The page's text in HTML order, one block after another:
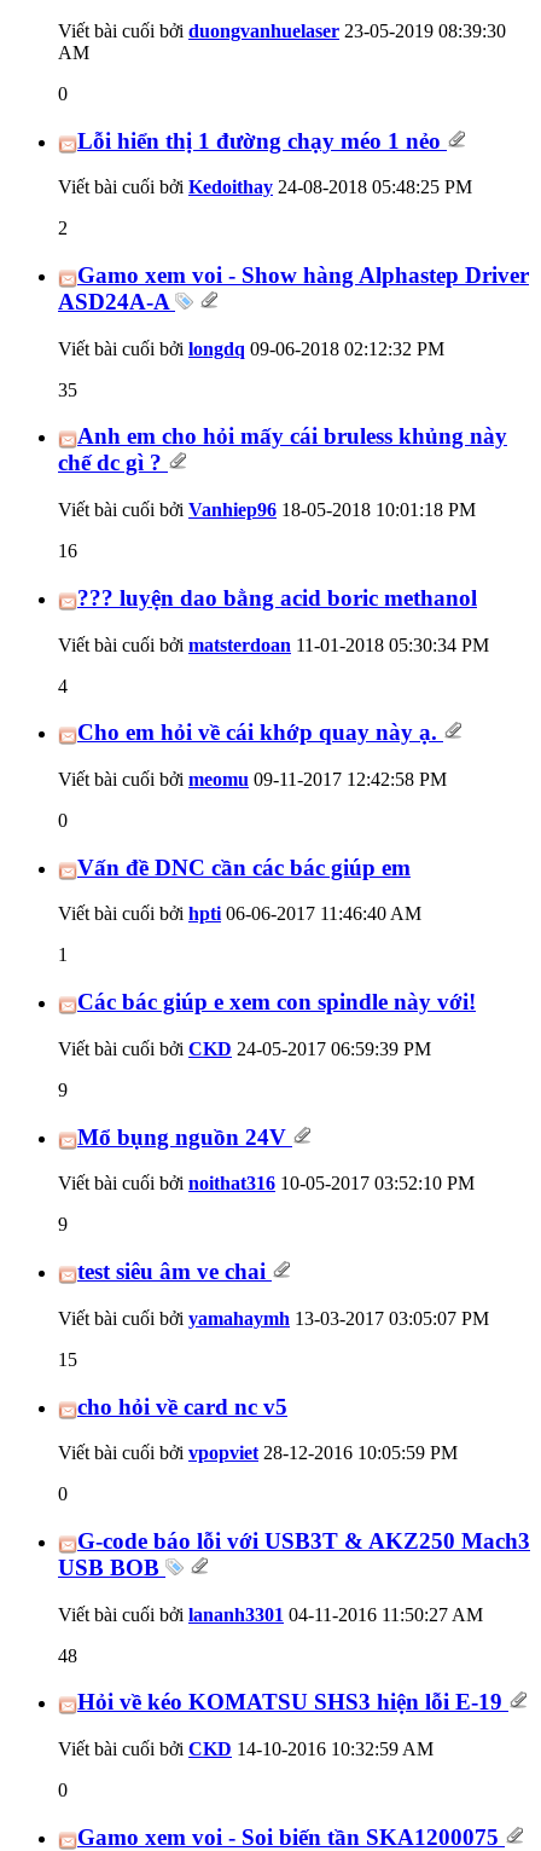
Viết bài cuối bởi duongvanhuelaser 23-05-2019 08:39:30
AM
0
Lỗi hiển thị 1 đường chạy méo 1 nẻo
Viết bài cuối bởi Kedoithay 24-08-2018 05:48:25 PM
2
Gamo xem voi - Show hàng Alphastep Driver
ASD24A-A
Viết bài cuối bởi longdq 09-06-2018 02:12:32 PM
35
Anh em cho hỏi mấy cái bruless khủng này
chế dc gì ?
Viết bài cuối bởi Vanhiep96 18-05-2018 10:01:18 PM
16
??? luyện dao bằng acid boric methanol
Viết bài cuối bởi matsterdoan 11-01-2018 05:30:34 PM
4
Cho em hỏi về cái khớp quay này ạ.
Viết bài cuối bởi meomu 09-11-2017 12:42:58 PM
0
Vấn đề DNC cần các bác giúp em
Viết bài cuối bởi hpti06-06-2017 11:46:40 AM
1
Các bác giúp e xem con spindle này với!
Viết bài cuối bởi CKD 24-05-2017 06:59:39 PM
9
Mổ bụng nguồn 24V
Viết bài cuối bởi noithat316 10-05-2017 03:52:10 PM
9
test siêu âm ve chai
Viết bài cuối bởi yamahaymh 13-03-2017 03:05:07 PM
15
cho hỏi về card nc v5
Viết bài cuối bởi vpopviet 28-12-2016 10:05:59 PM
0
G-code báo lỗi với USB3T & AKZ250 Mach3
USB BOB
Viết bài cuối bởi lananh3301 04-11-2016 11:50:27 AM
48
Hỏi về kéo KOMATSU SHS3 hiện lỗi E-19
Viết bài cuối bởi CKD 14-10-2016 10:32:59 AM
0
Gamo xem voi - Soi biến tần SKA1200075